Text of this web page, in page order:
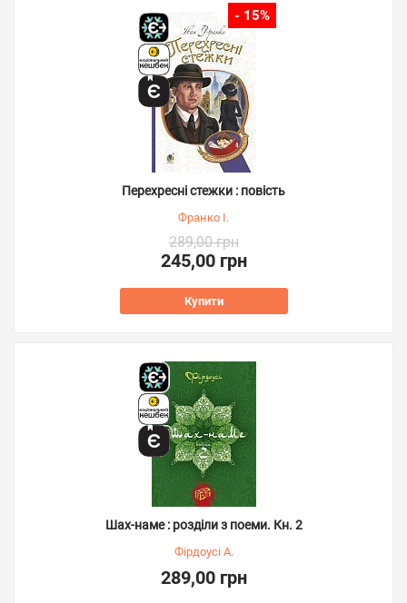
- 15%
Перехресні стежки : повість
Франко І.
289,00 грн
245,00 грн
Купити
Шах-наме : розділи з поеми. Кн. 2
Фірдоусі А.
289,00 грн